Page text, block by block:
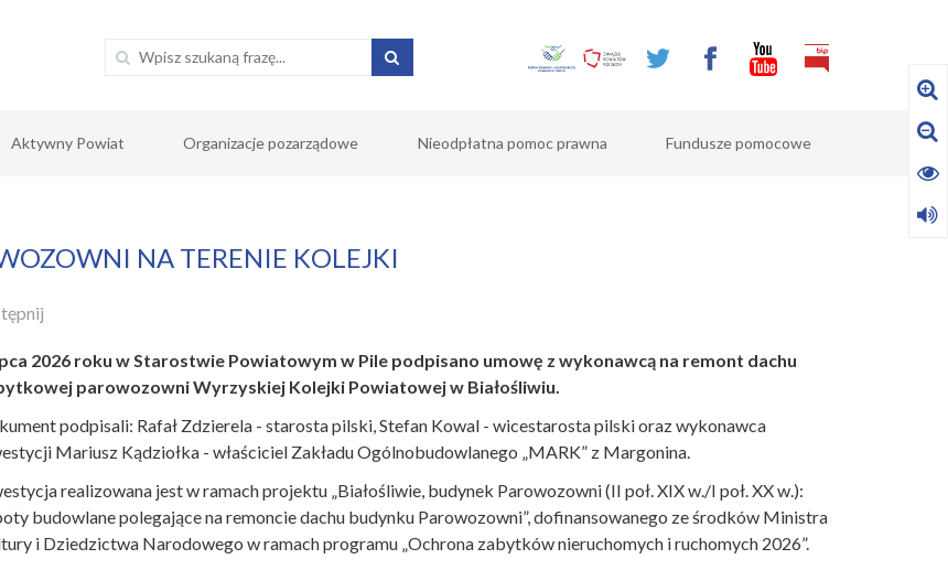
Aktywny Powiat Organizacje pozarządowe Nieodpłatna pomoc prawna Fundusze pomocowe
NA TERENIE KOLEJKI
2026 roku w Starostwie Powiatowym w Pile podpisano umowę z wykonawcą na remont dachu
parowozowni Wyrzyskiej Kolejki Powiatowej w Białośliwiu.
podpisali: Rafał Zdzierela - starosta pilski, Stefan Kowal - wicestarosta pilski oraz wykonawca
Mariusz Kądziołka - właściciel Zakładu Ogólnobudowlanego „MARK” z Margonina.
realizowana jest w ramach projektu „Białośliwie, budynek Parowozowni (II poł. XIX w./I poł. XX w.):
budowlane polegające na remoncie dachu budynku Parowozowni”, dofinansowanego ze środków Ministra
i Dziedzictwa Narodowego w ramach programu „Ochrona zabytków nieruchomych i ruchomych 2026”.